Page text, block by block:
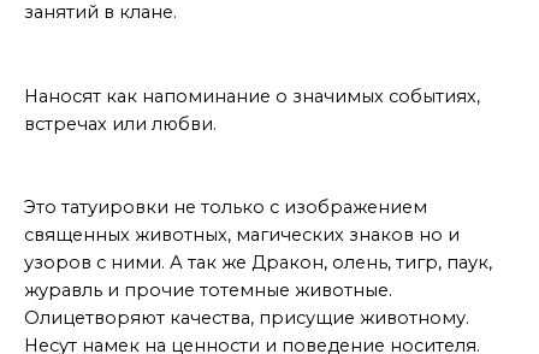
занятий в клане.
Наносят как напоминание о значимых событиях,
встречах или любви.
Это татуировки не только с изображением
священных животных, магических знаков но и
узоров с ними. А так же Дракон, олень, тигр, паук,
журавль и прочие тотемные животные.
Олицетворяют качества, присущие животному.
Несут намек на ценности и поведение носителя.